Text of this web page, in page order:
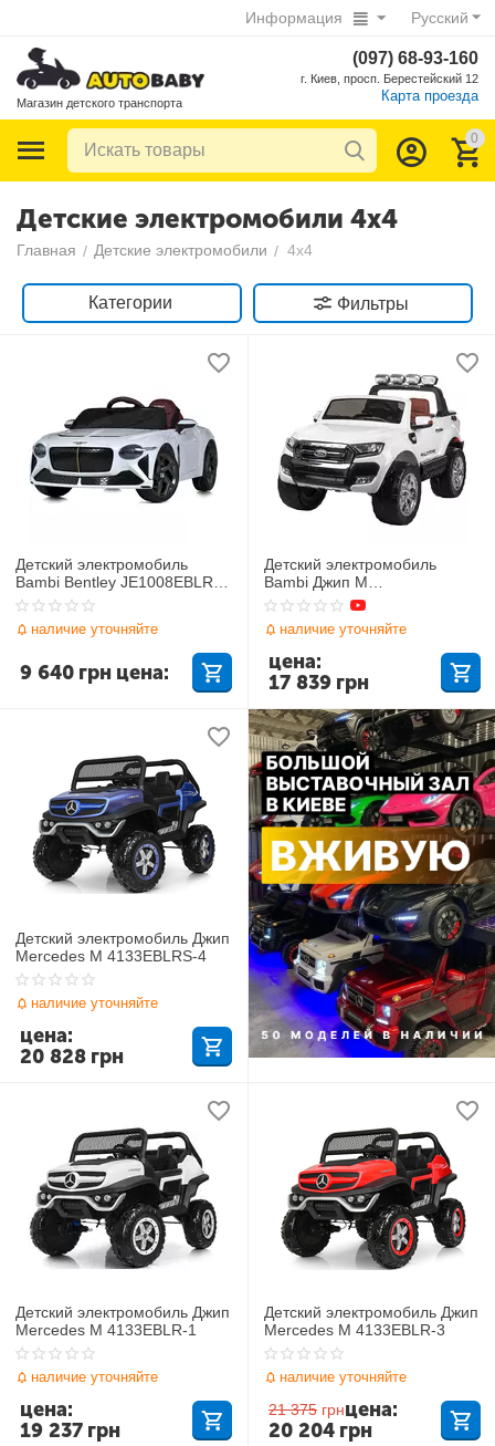
Русский
Информация
Магазин детского транспорта
(097) 68-93-160
г. Киев, просп. Берестейский 12
Карта проезда
0
Детские электромобили 4х4
Главная / Детские электромобили / 4х4
Категории Фильтры
Детский электромобиль
Bambi Bentley JE1008EBLR-
1(4WD)
наличие уточняйте
9 640 грн цена:
Детский электромобиль
Bambi Джип M
3573(MP4)EBLR-1
наличие уточняйте
17 839 грн
цена:
Детский электромобиль Джип
Mercedes M 4133EBLRS-4
наличие уточняйте
20 828 грн
цена:
Детский электромобиль Джип
Mercedes M 4133EBLR-1
наличие уточняйте
19 237 грн
цена:
Детский электромобиль Джип
Mercedes M 4133EBLR-3
наличие уточняйте
21 375 грн
20 204 грн
цена: